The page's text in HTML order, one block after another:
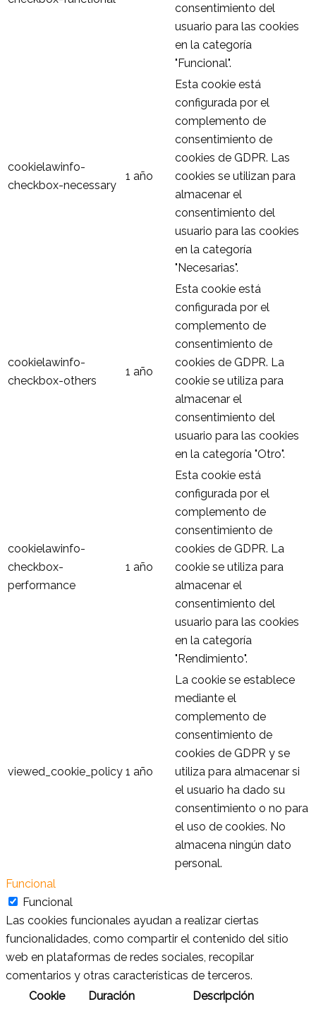
consentimiento del
usuario para las cookies
en la categoría
"Funcional".
cookielawinfo-
checkbox-necessary
1 año
Esta cookie está
configurada por el
complemento de
consentimiento de
cookies de GDPR. Las
cookies se utilizan para
almacenar el
consentimiento del
usuario para las cookies
en la categoría
"Necesarias".
cookielawinfo-
checkbox-others
1 año
Esta cookie está
configurada por el
complemento de
consentimiento de
cookies de GDPR. La
cookie se utiliza para
almacenar el
consentimiento del
usuario para las cookies
en la categoría "Otro".
cookielawinfo-
checkbox-
performance
1 año
Esta cookie está
configurada por el
complemento de
consentimiento de
cookies de GDPR. La
cookie se utiliza para
almacenar el
consentimiento del
usuario para las cookies
en la categoría
"Rendimiento".
viewed_cookie_policy 1 año
La cookie se establece
mediante el
complemento de
consentimiento de
cookies de GDPR y se
utiliza para almacenar si
el usuario ha dado su
consentimiento o no para
el uso de cookies. No
almacena ningún dato
personal.
Funcional
Funcional
Las cookies funcionales ayudan a realizar ciertas
funcionalidades, como compartir el contenido del sitio
web en plataformas de redes sociales, recopilar
comentarios y otras características de terceros.
Cookie
Duración Descripción